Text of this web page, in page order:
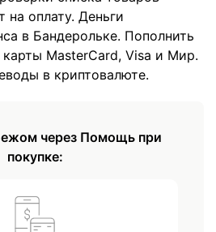
на оплату. Деньги
в Бандерольке. Пополнить
MasterCard, Visa и Мир.
в криптовалюте.
через Помощь при
покупке: